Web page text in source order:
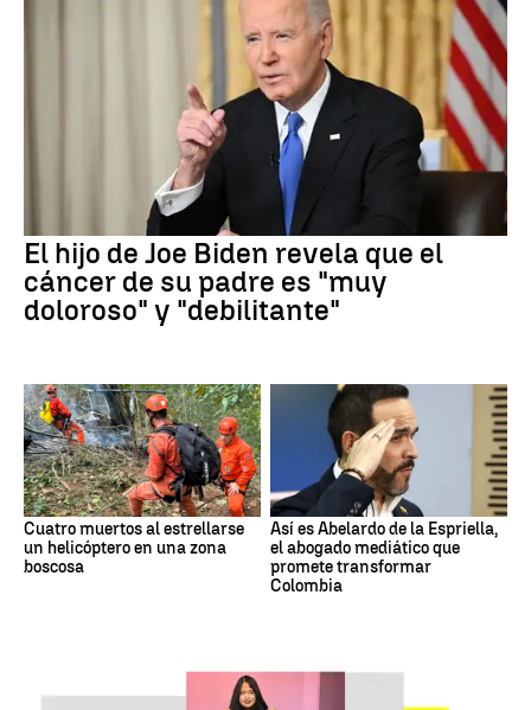
El hijo de Joe Biden revela que el
cáncer de su padre es "muy
doloroso" y "debilitante"
Cuatro muertos al estrellarse
un helicóptero en una zona
boscosa
Así es Abelardo de la Espriella,
el abogado mediático que
promete transformar
Colombia